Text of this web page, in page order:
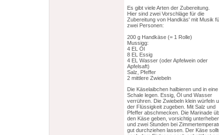
Es gibt viele Arten der Zubereitung.
Hier sind zwei Vorschläge für die
Zubereitung von Handkäs' mit Musik
zwei Personen:
200 g Handkäse (= 1 Rolle)
Mussigg:
4 EL Öl
8 EL Essig
4 EL Wasser (oder Apfelwein oder
Apfelsaft)
Salz, Pfeffer
2 mittlere Zwiebeln
Die Käselaibchen halbieren und in eine
Schale legen. Essig, Öl und Wasser
verrühren. Die Zwiebeln klein würfeln
der Flüssigkeit zugeben. Mit Salz und
Pfeffer abschmecken. Die Marinade
den Käse geben, vorsichtig
und zwei Stunden bei
gut durchziehen lassen. Der Käse